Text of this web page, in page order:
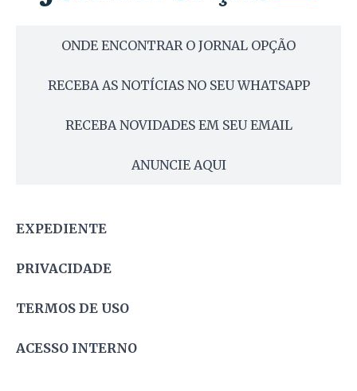
ONDE ENCONTRAR O JORNAL OPÇÃO
RECEBA AS NOTÍCIAS NO SEU WHATSAPP
RECEBA NOVIDADES EM SEU EMAIL
ANUNCIE AQUI
EXPEDIENTE
PRIVACIDADE
TERMOS DE USO
ACESSO INTERNO